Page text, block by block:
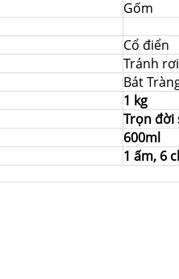
Gốm
Cổ điển
Tránh
Bát
1 kg
Trọn đời
600ml
1 ấm, 6